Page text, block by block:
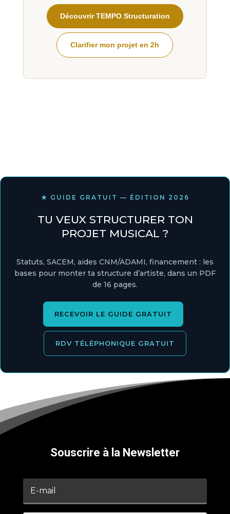
Découvrir TEMPO Structuration
Clarifier mon projet en 2h
★ GUIDE GRATUIT — ÉDITION 2026
TU VEUX STRUCTURER TON
PROJET MUSICAL ?
Statuts, SACEM, aides CNM/ADAMI, financement : les
bases pour monter ta structure d’artiste, dans un PDF
de 16 pages.
RECEVOIR LE GUIDE GRATUIT
RDV TÉLÉPHONIQUE GRATUIT
Souscrire à la Newsletter